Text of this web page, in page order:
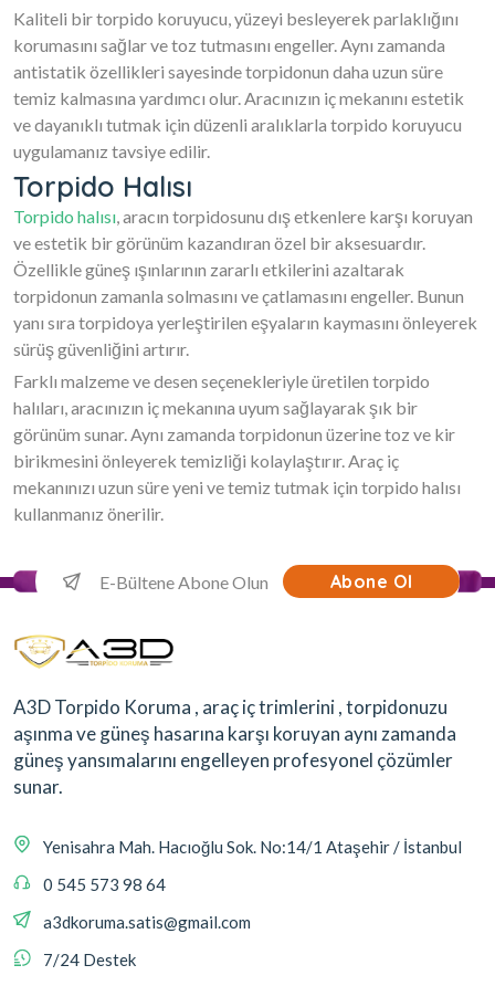
Kaliteli bir torpido koruyucu, yüzeyi besleyerek parlaklığını
korumasını sağlar ve toz tutmasını engeller. Aynı zamanda
antistatik özellikleri sayesinde torpidonun daha uzun süre
temiz kalmasına yardımcı olur. Aracınızın iç mekanını estetik
ve dayanıklı tutmak için düzenli aralıklarla torpido koruyucu
uygulamanız tavsiye edilir.
Torpido Halısı
Torpido halısı, aracın torpidosunu dış etkenlere karşı koruyan
ve estetik bir görünüm kazandıran özel bir aksesuardır.
Özellikle güneş ışınlarının zararlı etkilerini azaltarak
torpidonun zamanla solmasını ve çatlamasını engeller. Bunun
yanı sıra torpidoya yerleştirilen eşyaların kaymasını önleyerek
sürüş güvenliğini artırır.
Farklı malzeme ve desen seçenekleriyle üretilen torpido
halıları, aracınızın iç mekanına uyum sağlayarak şık bir
görünüm sunar. Aynı zamanda torpidonun üzerine toz ve kir
birikmesini önleyerek temizliği kolaylaştırır. Araç iç
mekanınızı uzun süre yeni ve temiz tutmak için torpido halısı
kullanmanız önerilir.
Abone Ol
A3D Torpido Koruma , araç iç trimlerini , torpidonuzu
aşınma ve güneş hasarına karşı koruyan aynı zamanda
güneş yansımalarını engelleyen profesyonel çözümler
sunar.
Yenisahra Mah. Hacıoğlu Sok. No:14/1 Ataşehir / İstanbul
0 545 573 98 64
a3dkoruma.satis@gmail.com
7/24 Destek